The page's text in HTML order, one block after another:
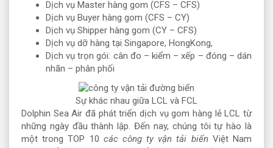
Dịch vụ Master hàng gom (CFS – CFS)
Dịch vụ Buyer hàng gom (CFS – CY)
Dịch vụ Shipper hàng gom (CY – CFS)
Dịch vụ dỡ hàng tại Singapore, HongKong,
Dịch vụ trọn gói: cân đo – kiểm – xếp – đóng – dán
nhãn – phân phối
Sự khác nhau giữa LCL và FCL
Dolphin Sea Air đã phát triển dịch vụ gom hàng lẻ LCL từ
những ngày đầu thành lập. Đến nay, chúng tôi tự hào là
một trong TOP 10 các công ty vận tải biểnViệt Nam